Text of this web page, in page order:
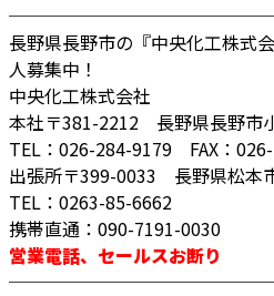
長野県長野市の『中央化工株式
人募集中！
中央化工株式会社
本社〒381-2212 長野県長野市
TEL：026-284-9179 FAX：
出張所〒399-0033 長野県松本
TEL：0263-85-6662
携帯直通：090-7191-0030
営業電話、セールスお断り